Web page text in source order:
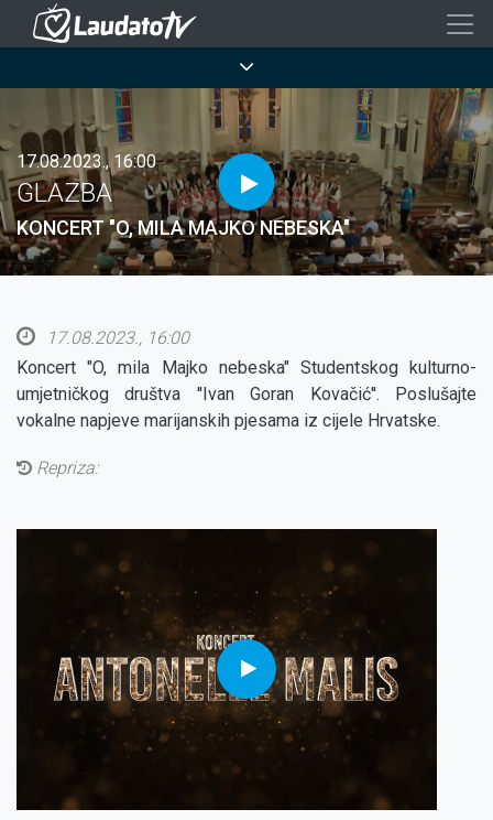
Skoči
sadržaj
17.08.2023., 16:00
GLAZBA
KONCERT "O, MILA MAJKO NEBESKA"
17.08.2023., 16:00
Koncert "O, mila Majko nebeska" Studentskog kulturno-
umjetničkog društva ''Ivan Goran Kovačić''. Poslušajte
vokalne napjeve marijanskih pjesama iz cijele Hrvatske.
Repriza: